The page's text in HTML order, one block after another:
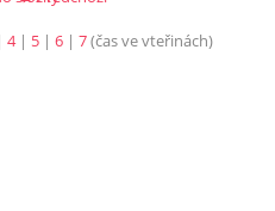
4| 5 | 6 | 7(čas ve vteřinách)